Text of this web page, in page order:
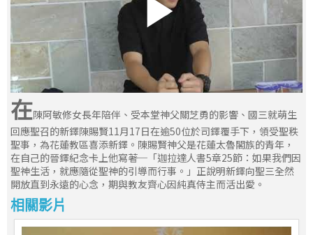
在陳阿敏修女長年陪伴、受本堂神父關芝勇的影響、國三就萌生
回應聖召的新鐸陳賜賢11月17日在逾50位於司鐸覆手下，領受聖秩
聖事，為花蓮教區喜添新鐸。陳賜賢神父是花蓮太魯閣族的青年，
在自己的晉鐸紀念卡上他寫著─「迦拉達人書5章25節：如果我們因
聖神生活，就應隨從聖神的引導而行事。」正說明新鐸向聖三全然
開放直到永遠的心念，期與教友齊心因純真侍主而活出愛。
相關影片